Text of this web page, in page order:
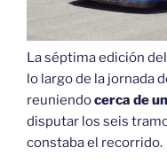
La séptima edición
lo largo de la jornada
reuniendocerca de
disputar los seis
constaba el recorrido.